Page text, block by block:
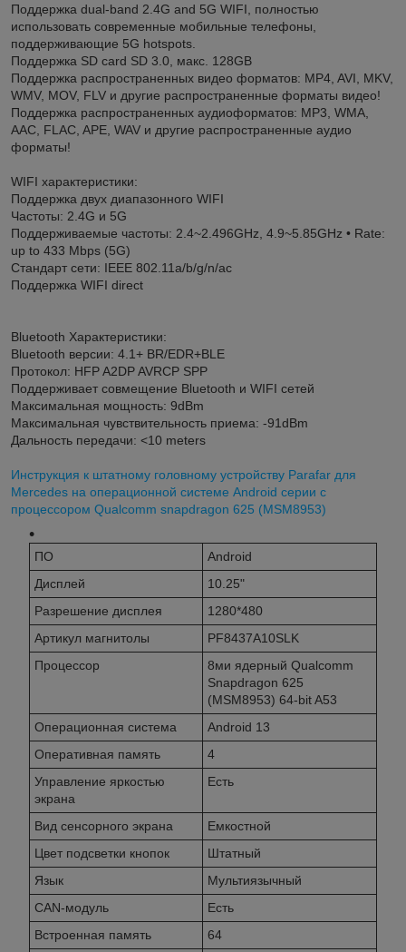
Поддержка dual-band 2.4G and 5G WIFI, полностью
использовать современные мобильные телефоны,
поддерживающие 5G hotspots.
Поддержка SD card SD 3.0, макс. 128GB
Поддержка распространенных видео форматов: MP4, AVI, MKV,
WMV, MOV, FLV и другие распространенные форматы видео!
Поддержка распространенных аудиоформатов: MP3, WMA,
AAC, FLAC, APE, WAV и другие распространенные аудио
форматы!
WIFI характеристики:
Поддержка двух диапазонного WIFI
Частоты: 2.4G и 5G
Поддерживаемые частоты: 2.4~2.496GHz, 4.9~5.85GHz • Rate:
up to 433 Mbps (5G)
Стандарт сети: IEEE 802.11a/b/g/n/ac
Поддержка WIFI direct
Bluetooth Характеристики:
Bluetooth версии: 4.1+ BR/EDR+BLE
Протокол: HFP A2DP AVRCP SPP
Поддерживает совмещение Bluetooth и WIFI сетей
Максимальная мощность: 9dBm
Максимальная чувствительность приема: -91dBm
Дальность передачи: <10 meters
Инструкция к штатному головному устройству Parafar для
Mercedes на операционной системе Android серии с
процессором Qualcomm snapdragon 625 (MSM8953)
ПО
Android
Дисплей
10.25"
Разрешение дисплея
1280*480
Артикул магнитолы
PF8437A10SLK
Процессор
8ми ядерный Qualcomm
Snapdragon 625
(MSM8953) 64-bit A53
Операционная система
Android 13
Оперативная память
4
Управление яркостью
экрана
Есть
Вид сенсорного экрана
Емкостной
Цвет подсветки кнопок
Штатный
Язык
Мультиязычный
CAN-модуль
Есть
Встроенная память
64